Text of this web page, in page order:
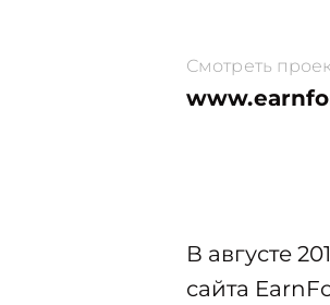
Смотреть
В августе
сайта